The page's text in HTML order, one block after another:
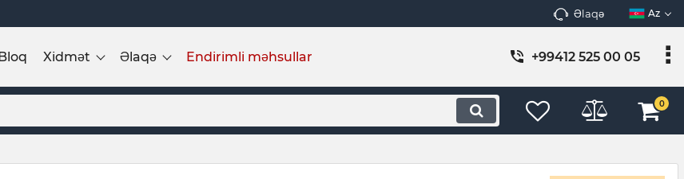
Əlaqə Az
Xidmət Əlaqə Endirimli məhsullar +99412 525 00 05
0